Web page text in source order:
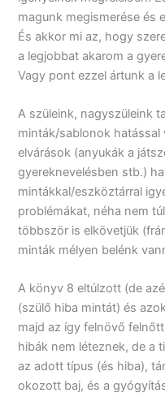
magunk megismerése és
És akkor mi az, hogy
a legjobbat akarom a
Vagy pont ezzel ártunk a
A szüleink, nagyszüleink
minták/sablonok hatással
elvárások (anyukák a
gyereknevelésben stb.)
mintákkal/eszköztárral
problémákat, néha nem
többször is elkövetjük
minták mélyen belénk
A könyv 8 eltúlzott (de
(szülő hiba mintát) és
majd az így felnövő
hibák nem léteznek, de a
az adott típus (és hiba),
okozott baj, és a